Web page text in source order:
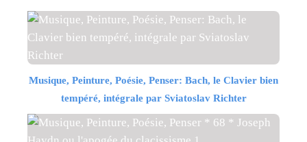
Musique, Peinture, Poésie, Penser: Bach, le Clavier bien
tempéré, intégrale par Sviatoslav Richter